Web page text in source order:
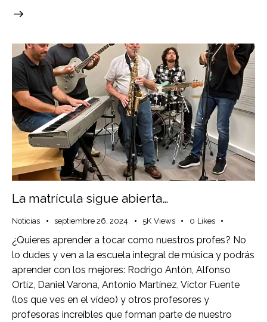
La matrícula sigue abierta…
Noticias septiembre 26, 2024 5K Views 0 Likes
¿Quieres aprender a tocar como nuestros profes? No
lo dudes y ven a la escuela integral de música y podrás
aprender con los mejores: Rodrigo Antón, Alfonso
Ortíz, Daniel Varona, Antonio Martínez, Víctor Fuente
(los que ves en el vídeo) y otros profesores y
profesoras increíbles que forman parte de nuestro